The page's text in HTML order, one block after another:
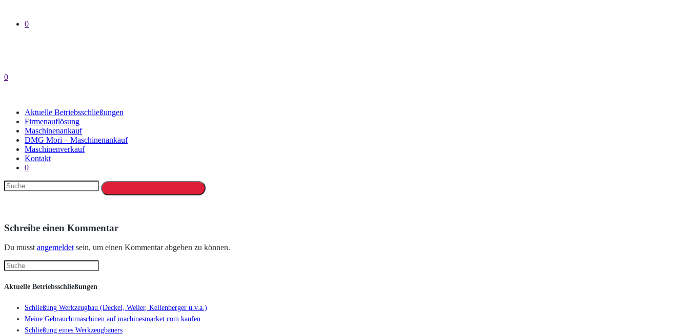
0
0
Aktuelle Betriebsschließungen
Firmenauflösung
Maschinenankauf
DMG Mori – Maschinenankauf
Maschinenverkauf
Kontakt
0
Schreibe einen Kommentar
Du musstangemeldetsein, um einen Kommentar abgeben zu können.
Aktuelle Betriebsschließungen
Schließung Werkzeugbau (Deckel, Weiler, Kellenberger u.v.a.)
Meine Gebrauchtmaschinen auf machinesmarket.com kaufen
Schließung eines Werkzeugbauers